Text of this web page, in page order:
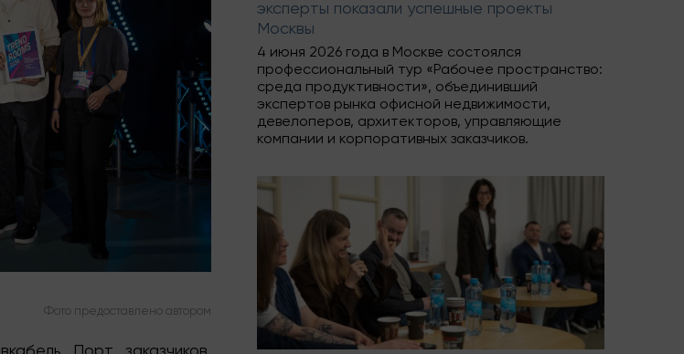
Фото предоставлено автором
эксперты показали успешные проекты
Москвы
4 июня 2026 года в Москве состоялся
профессиональный тур «Рабочее пространство:
среда продуктивности», объединивший
экспертов рынка офисной недвижимости,
девелоперов, архитекторов, управляющие
компании и корпоративных заказчиков.